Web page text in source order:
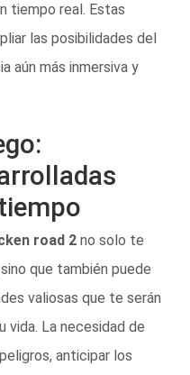
tiempo real. Estas
las posibilidades del
aún más inmersiva y
road 2 no solo te
que también puede
valiosas que te serán
La necesidad de
anticipar los